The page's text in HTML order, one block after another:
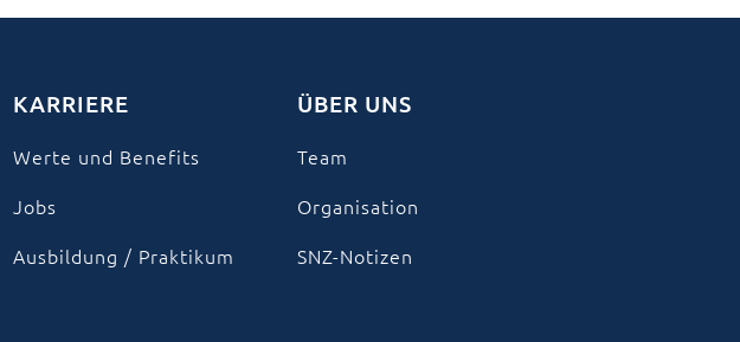
KARRIERE
Werte und Benefits
Jobs
Ausbildung / Praktikum
ÜBER UNS
Team
Organisation
SNZ-Notizen